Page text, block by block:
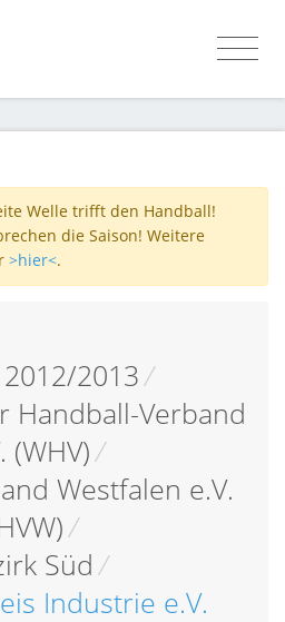
Welle trifft den Handball!
die Saison! Weitere
>hier<.
2013/
Handball-Verband
(WHV)/
Westfalen e.V.
/
Süd/
Industrie e.V.